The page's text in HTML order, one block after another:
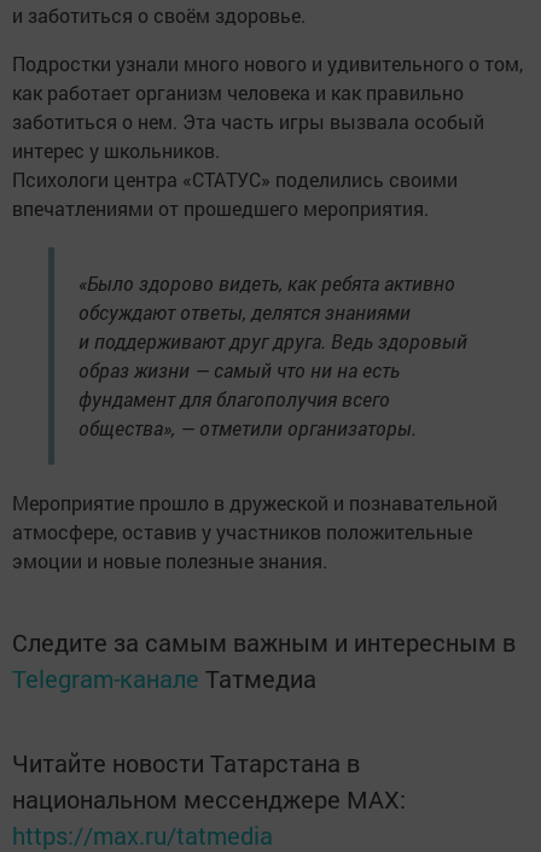
и заботиться о своём здоровье.
Подростки узнали много нового и удивительного о том,
как работает организм человека и как правильно
заботиться о нем. Эта часть игры вызвала особый
интерес у школьников.
Психологи центра «СТАТУС» поделились своими
впечатлениями от прошедшего мероприятия.
«Было здорово видеть, как ребята активно
обсуждают ответы, делятся знаниями
и поддерживают друг друга. Ведь здоровый
образ жизни — самый что ни на есть
фундамент для благополучия всего
общества», — отметили организаторы.
Мероприятие прошло в дружеской и познавательной
атмосфере, оставив у участников положительные
эмоции и новые полезные знания.
Следите за самым важным и интересным в
Telegram-канале Татмедиа
Читайте новости Татарстана в
национальном мессенджере MАХ:
https://max.ru/tatmedia